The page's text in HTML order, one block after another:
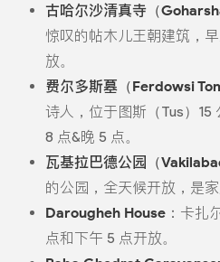
古哈尔沙清真寺（
惊叹的帖木儿王朝建筑，
放。
费尔多斯墓（Ferdowsi
诗人，位于图斯（Tus）15
8 点&晚 5 点。
瓦基拉巴德公园（
的公园，全天候开放，是家
Darougheh House：卡扎
点和下午 5 点开放。